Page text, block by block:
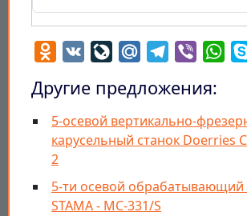
Odnoklassniki
VK LiveJournal
Mail.RuTelegram
Viber
Другие предложения:
5-осевой вертикально-
карусельный станок Doerries
2
5-ти осевой обрабатывающий
STAMA - MC-331/S